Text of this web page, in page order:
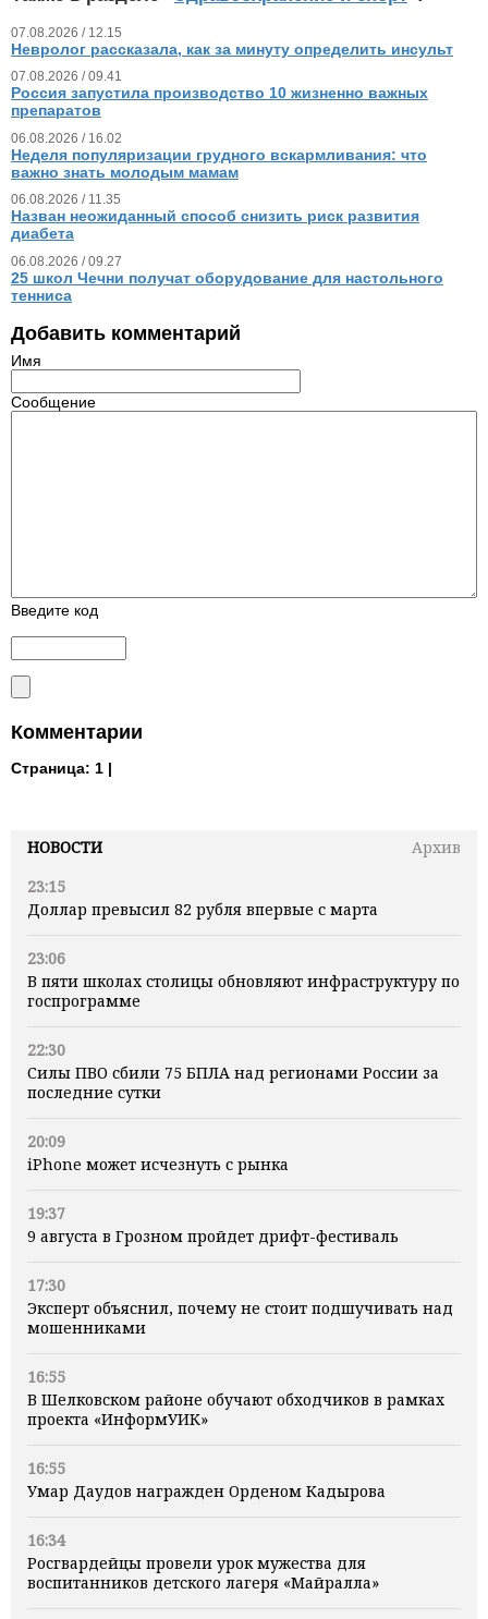
НОВОСТИ
Архив
23:15
Доллар превысил 82 рубля впервые с марта
23:06
В пяти школах столицы обновляют инфраструктуру по
госпрограмме
22:30
Силы ПВО сбили 75 БПЛА над регионами России за
последние сутки
20:09
iPhone может исчезнуть с рынка
19:37
9 августа в Грозном пройдет дрифт-фестиваль
17:30
Эксперт объяснил, почему не стоит подшучивать над
мошенниками
16:55
В Шелковском районе обучают обходчиков в рамках
проекта «ИнформУИК»
16:55
Умар Даудов награжден Орденом Кадырова
16:34
Росгвардейцы провели урок мужества для
воспитанников детского лагеря «Майралла»
07.08.2026 / 12.15
Невролог рассказала, как за минуту определить инсульт
07.08.2026 / 09.41
Россия запустила производство 10 жизненно важных
препаратов
06.08.2026 / 16.02
Неделя популяризации грудного вскармливания: что
важно знать молодым мамам
06.08.2026 / 11.35
Назван неожиданный способ снизить риск развития
диабета
06.08.2026 / 09.27
25 школ Чечни получат оборудование для настольного
тенниса
Добавить комментарий
Имя
Сообщение
Введите код
Комментарии
Страница: 1 |